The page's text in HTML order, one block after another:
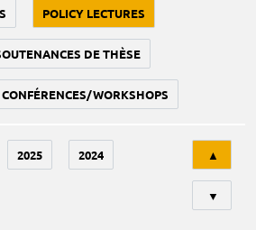
POLICY LECTURES
DE THÈSE
CONFÉRENCES/WORKSHOPS
2025 2024 ▲
▼